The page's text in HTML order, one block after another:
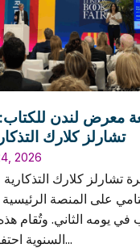
معرض لندن
تشارلز كلارك التذكارية
2026
على المنصة
في يومه الثاني. وتُقام
السنوية احتفاءً بإنجازات...